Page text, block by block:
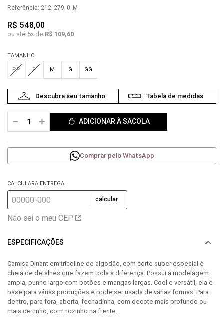
Referência: 212_279_0_M
R$ 548,00
ou até 5x de R$ 109,60
TAMANHO
PP P M G GG
＋
－ ADICIONAR À SACOLA
Comprar pelo WhatsApp
CALCULARA ENTREGA
calcular
Não sei o meu CEP
ESPECIFICAÇÕES
Camisa Dinant em tricoline de algodão, com corte super especial é
cheia de detalhes que fazem toda a diferença: Possui a modelagem
ampla, punho largo com botões e mangas largas. Cool e versátil, ela é
base para várias produções e pode ser usada de várias formas: Para
dentro, para fora, aberta, fechadinha, com decote mais profundo ou
mais certinho, com nozinho na frente.